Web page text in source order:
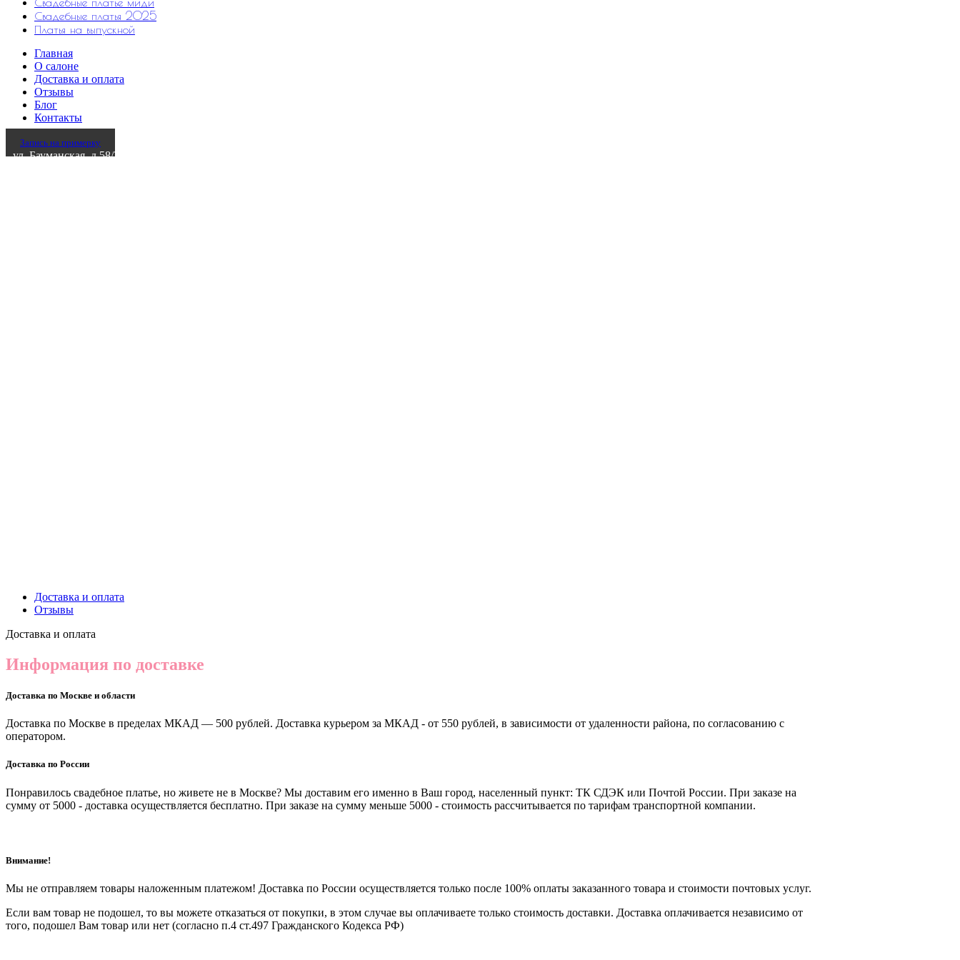
Свадебные платья 2025
Платья на выпускной
Главная
О салоне
Доставка и оплата
Отзывы
Блог
Контакты
Запись на примерку
ул. Бауманская, д.58/25 стр.6
Доставка и оплата
Отзывы
Доставка и оплата
Информация по доставке
Доставка по Москве и области
Доставка по Москве в пределах МКАД — 500 рублей. Доставка курьером за МКАД - от 550 рублей, в зависимости от удаленности района, по согласованию с
оператором.
Доставка по России
Понравилось свадебное платье, но живете не в Москве? Мы доставим его именно в Ваш город, населенный пункт: ТК СДЭК или Почтой России. При заказе на
сумму от 5000 - доставка осуществляется бесплатно. При заказе на сумму меньше 5000 - стоимость рассчитывается по тарифам транспортной компании.
Внимание!
Мы не отправляем товары наложенным платежом! Доставка по России осуществляется только после 100% оплаты заказанного товара и стоимости почтовых услуг.
Если вам товар не подошел, то вы можете отказаться от покупки, в этом случае вы оплачиваете только стоимость доставки. Доставка оплачивается независимо от
того, подошел Вам товар или нет (согласно п.4 ст.497 Гражданского Кодекса РФ)